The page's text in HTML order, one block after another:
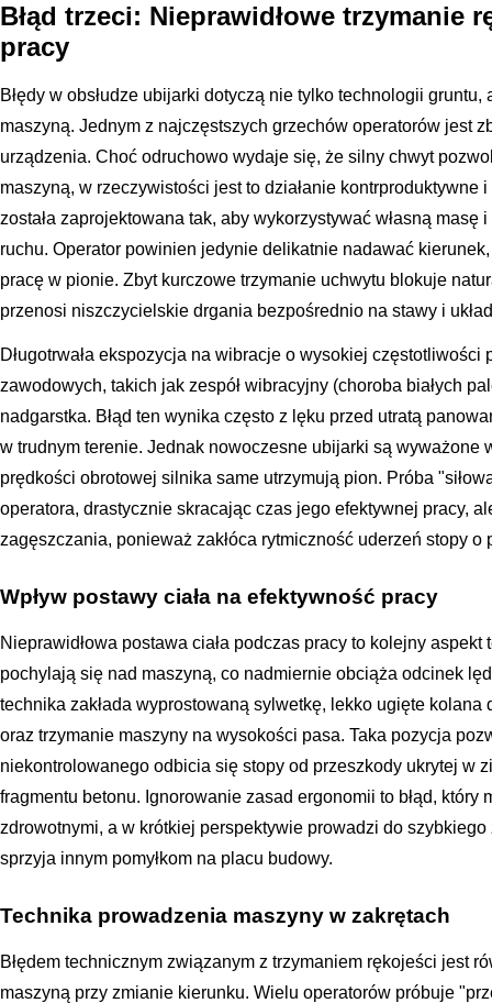
Błąd trzeci: Nieprawidłowe trzymanie
pracy
Błędy w obsłudze ubijarki dotyczą nie tylko technologii
maszyną. Jednym z najczęstszych grzechów operatorów jest
urządzenia. Choć odruchowo wydaje się, że silny chwyt
maszyną, w rzeczywistości jest to działanie
została zaprojektowana tak, aby wykorzystywać własną
ruchu. Operator powinien jedynie delikatnie nadawać
pracę w pionie. Zbyt kurczowe trzymanie uchwytu blokuje
przenosi niszczycielskie drgania bezpośrednio na stawy i
Długotrwała ekspozycja na wibracje o wysokiej
zawodowych, takich jak zespół wibracyjny (choroba białych
nadgarstka. Błąd ten wynika często z lęku przed utratą
w trudnym terenie. Jednak nowoczesne ubijarki są wyważone
prędkości obrotowej silnika same utrzymują pion. Próba
operatora, drastycznie skracając czas jego efektywnej pracy,
zagęszczania, ponieważ zakłóca rytmiczność uderzeń stopy o
Wpływ postawy ciała na efektywność pracy
Nieprawidłowa postawa ciała podczas pracy to kolejny aspekt
pochylają się nad maszyną, co nadmiernie obciąża odcinek
technika zakłada wyprostowaną sylwetkę, lekko ugięte kolana
oraz trzymanie maszyny na wysokości pasa. Taka pozycja
niekontrolowanego odbicia się stopy od przeszkody ukrytej w
fragmentu betonu. Ignorowanie zasad ergonomii to błąd, który
zdrowotnymi, a w krótkiej perspektywie prowadzi do
sprzyja innym pomyłkom na placu budowy.
Technika prowadzenia maszyny w zakrętach
Błędem technicznym związanym z trzymaniem rękojeści jest
maszyną przy zmianie kierunku. Wielu operatorów próbuje